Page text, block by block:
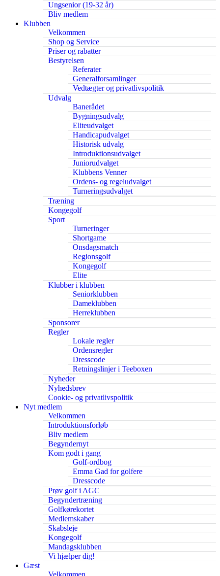
Ungsenior (19-32 år)
Bliv medlem
Klubben
Velkommen
Shop og Service
Priser og rabatter
Bestyrelsen
Referater
Generalforsamlinger
Vedtægter og privatlivspolitik
Udvalg
Banerådet
Bygningsudvalg
Eliteudvalget
Handicapudvalget
Historisk udvalg
Introduktionsudvalget
Juniorudvalget
Klubbens Venner
Ordens- og regeludvalget
Turneringsudvalget
Træning
Kongegolf
Sport
Turneringer
Shortgame
Onsdagsmatch
Regionsgolf
Kongegolf
Elite
Klubber i klubben
Seniorklubben
Dameklubben
Herreklubben
Sponsorer
Regler
Lokale regler
Ordensregler
Dresscode
Retningslinjer i Teeboxen
Nyheder
Nyhedsbrev
Cookie- og privatlivspolitik
Nyt medlem
Velkommen
Introduktionsforløb
Bliv medlem
Begyndernyt
Kom godt i gang
Golf-ordbog
Emma Gad for golfere
Dresscode
Prøv golf i AGC
Begyndertræning
Golfkørekortet
Medlemskaber
Skabsleje
Kongegolf
Mandagsklubben
Vi hjælper dig!
Gæst
Velkommen